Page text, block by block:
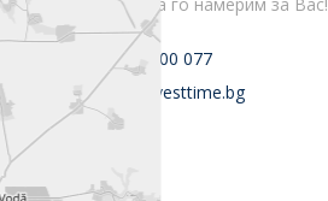
+359 52 600 077
office@investtime.bg